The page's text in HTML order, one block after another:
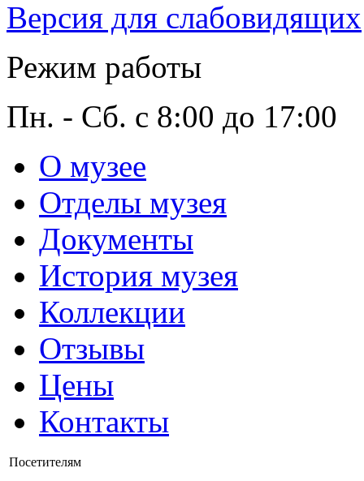
Версия для слабовидящих
Режим работы
Пн. - Сб. с 8:00 до 17:00
О музее
Отделы музея
Документы
История музея
Коллекции
Отзывы
Цены
Контакты
Посетителям